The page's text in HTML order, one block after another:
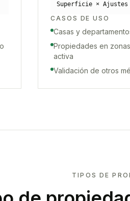
Superficie × Ajustes
CASOS DE USO
Casas y
Propiedades en
activa
Validación de otros
TIPOS DE